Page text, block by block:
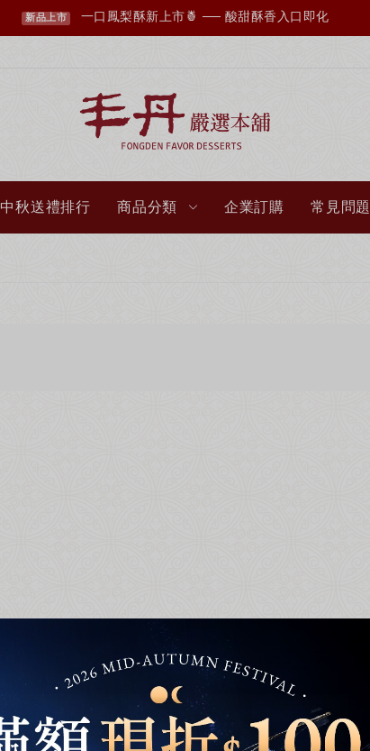
中秋送禮排行 商品分類 企業訂購 常見問題